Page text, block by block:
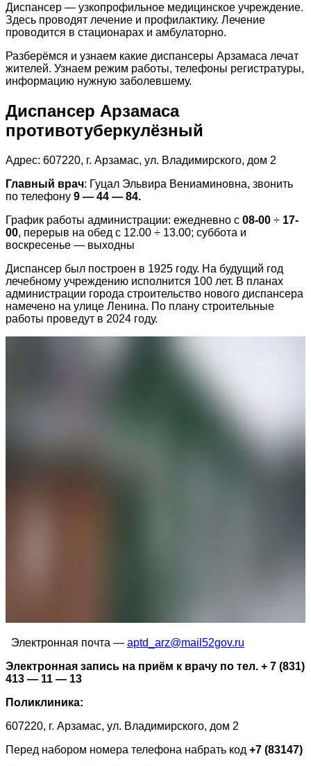
Диспансер — узкопрофильное медицинское учреждение.
Здесь проводят лечение и профилактику. Лечение
проводится в стационарах и амбулаторно.
Разберёмся и узнаем какие диспансеры Арзамаса лечат
жителей. Узнаем режим работы, телефоны регистратуры,
информацию нужную заболевшему.
Диспансер Арзамаса
противотуберкулёзный
Адрес: 607220, г. Арзамас, ул. Владимирского, дом 2
Главный врач: Гуцал Эльвира Вениаминовна, звонить
по телефону 9 — 44 — 84.
График работы администрации: ежедневно с 08-00 ÷ 17-
00, перерыв на обед с 12.00 ÷ 13.00; суббота и
воскресенье — выходны
Диспансер был построен в 1925 году. На будущий год
лечебному учреждению исполнится 100 лет. В планах
администрации города строительство нового диспансера
намечено на улице Ленина. По плану строительные
работы проведут в 2024 году.
Электронная почта — aptd_arz@mail52gov.ru
Электронная запись на приём к врачу по тел. + 7 (831)
413 — 11 — 13
Поликлиника:
607220, г. Арзамас, ул. Владимирского, дом 2
Перед набором номера телефона набрать код +7 (83147)